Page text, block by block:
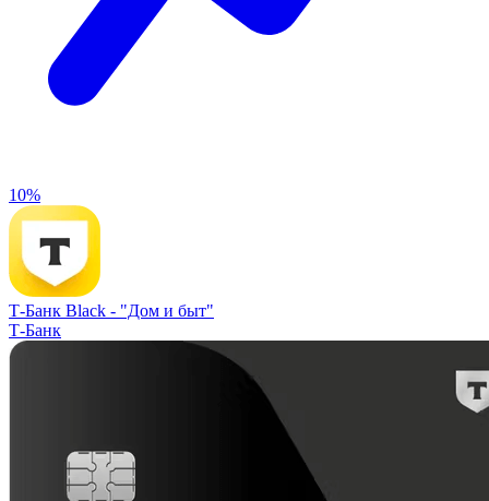
10%
Т-Банк Black - "Дом и быт"
Т-Банк